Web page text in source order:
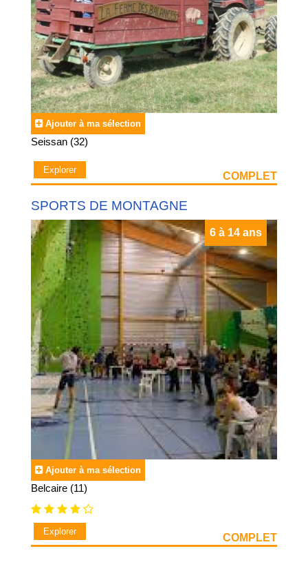
Ajouter à ma sélection
Seissan (32)
Explorer
COMPLET
SPORTS DE MONTAGNE
6 à 14 ans
Ajouter à ma sélection
Belcaire (11)
Explorer
COMPLET